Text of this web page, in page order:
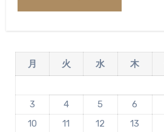
月 火 水 木
3
4 5 6
10
11 12 13